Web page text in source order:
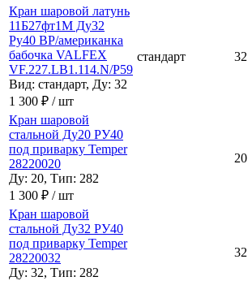
Кран шаровой латунь
11Б27фт1М Ду32
Ру40 ВР/американка
бабочка VALFEX
VF.227.LB1.114.N/P59
Вид: стандарт, Ду: 32
1 300 ₽ / шт
стандарт 32
Кран шаровой
стальной Ду20 РУ40
под приварку Temper
28220020
Ду: 20, Тип: 282
1 300 ₽ / шт
20
Кран шаровой
стальной Ду32 РУ40
под приварку Temper
28220032
Ду: 32, Тип: 282
32